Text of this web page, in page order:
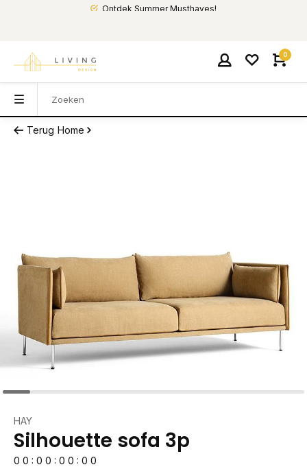
Ontdek Summer Musthaves!
0
Terug Home
HAY
Silhouette sofa 3p
0 0 : 0 0 : 0 0 : 0 0